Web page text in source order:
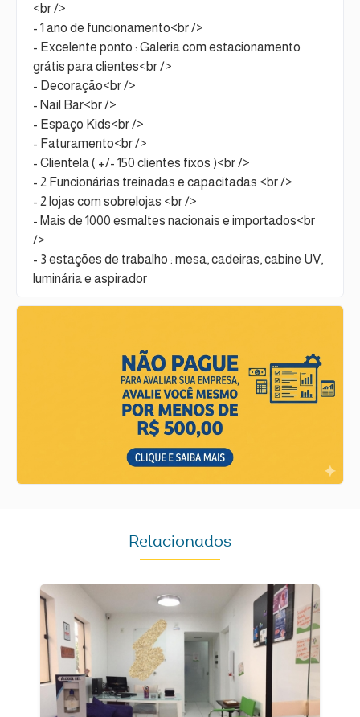
<br />
- 1 ano de funcionamento<br />
- Excelente ponto : Galeria com estacionamento
grátis para clientes<br />
- Decoração<br />
- Nail Bar<br />
- Espaço Kids<br />
- Faturamento<br />
- Clientela ( +/- 150 clientes fixos )<br />
- 2 Funcionárias treinadas e capacitadas <br />
- 2 lojas com sobrelojas <br />
- Mais de 1000 esmaltes nacionais e importados<br
/>
- 3 estações de trabalho : mesa, cadeiras, cabine UV,
luminária e aspirador
Relacionados